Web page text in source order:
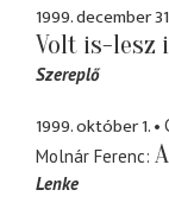
1999. december
Volt is-lesz
Szereplő
1999. október 1.
Molnár Ferenc
Lenke